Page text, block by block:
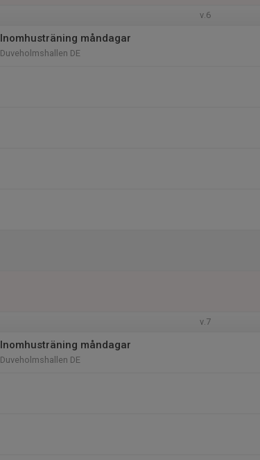
v.6
Inomhusträning måndagar
Duveholmshallen DE
v.7
Inomhusträning måndagar
Duveholmshallen DE